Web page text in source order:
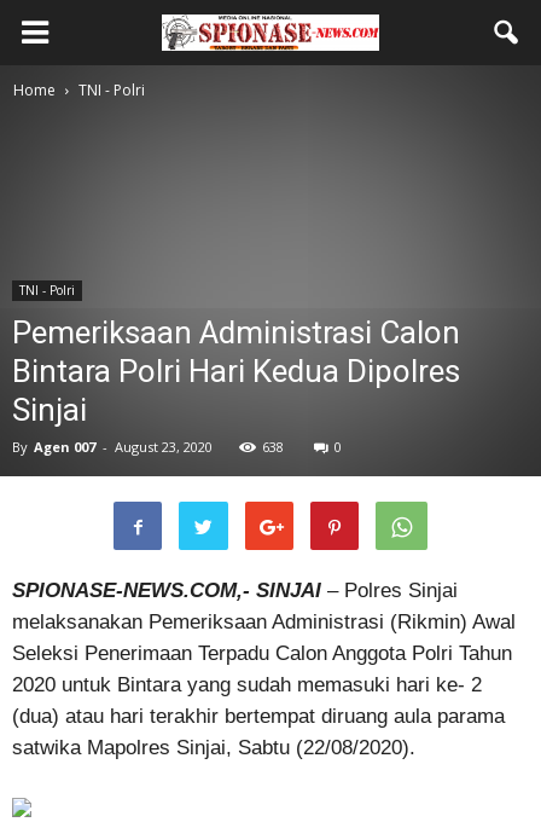
Home TNI - Polri
TNI - Polri
Pemeriksaan Administrasi Calon
Bintara Polri Hari Kedua Dipolres
Sinjai
By Agen 007 - August 23, 2020 638 0
SPIONASE-NEWS.COM,- SINJAI – Polres Sinjai
melaksanakan Pemeriksaan Administrasi (Rikmin) Awal
Seleksi Penerimaan Terpadu Calon Anggota Polri Tahun
2020 untuk Bintara yang sudah memasuki hari ke- 2
(dua) atau hari terakhir bertempat diruang aula parama
satwika Mapolres Sinjai, Sabtu (22/08/2020).